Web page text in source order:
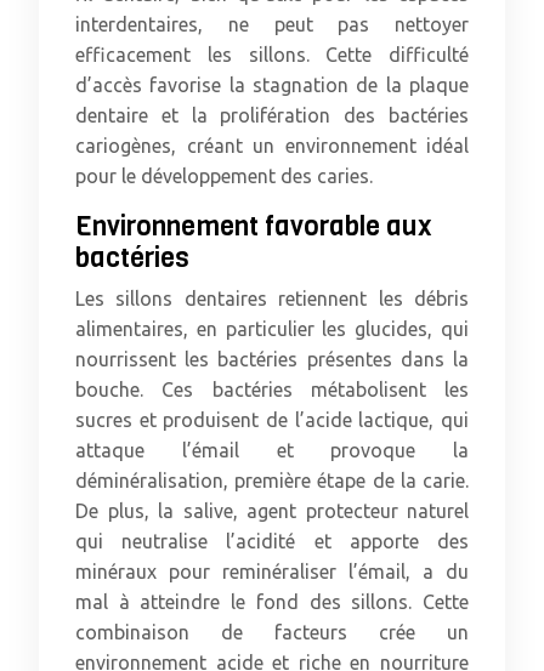
interdentaires, ne peut pas nettoyer
efficacement les sillons. Cette difficulté
d’accès favorise la stagnation de la plaque
dentaire et la prolifération des bactéries
cariogènes, créant un environnement idéal
pour le développement des caries.
Environnement favorable aux
bactéries
Les sillons dentaires retiennent les débris
alimentaires, en particulier les glucides, qui
nourrissent les bactéries présentes dans la
bouche. Ces bactéries métabolisent les
sucres et produisent de l’acide lactique, qui
attaque l’émail et provoque la
déminéralisation, première étape de la carie.
De plus, la salive, agent protecteur naturel
qui neutralise l’acidité et apporte des
minéraux pour reminéraliser l’émail, a du
mal à atteindre le fond des sillons. Cette
combinaison de facteurs crée un
environnement acide et riche en nourriture